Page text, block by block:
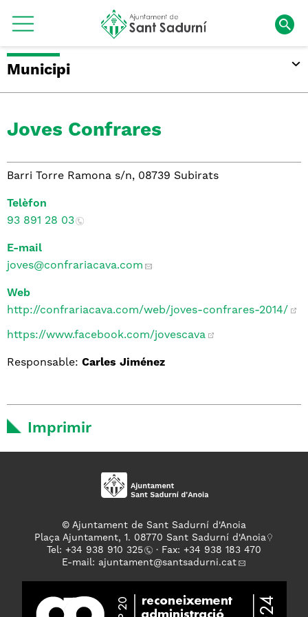
Municipi
Joves Confrares
Barri Torre Ramona s/n, 08739 Subirats
Telèfon
93 891 28 03
E-mail
joves@confrariacava.com
Web
http://confrariacava.com/web/joves-confrares-2014/
https://www.facebook.com/jovescava
Responsable: Carles Jiménez
Imprimir
© Ajuntament de Sant Sadurní d'Anoia
Plaça Ajuntament, 1. 08770 Sant Sadurní d'Anoia
Tel: +34 938 910 325
· Fax: +34 938 183 470
E-mail: ajuntament@santsadurni.cat